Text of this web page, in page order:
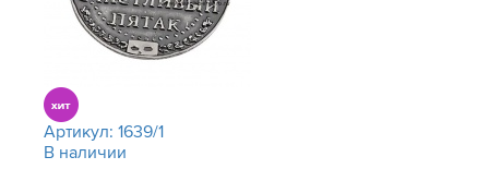
Артикул: 1639/1
В наличии